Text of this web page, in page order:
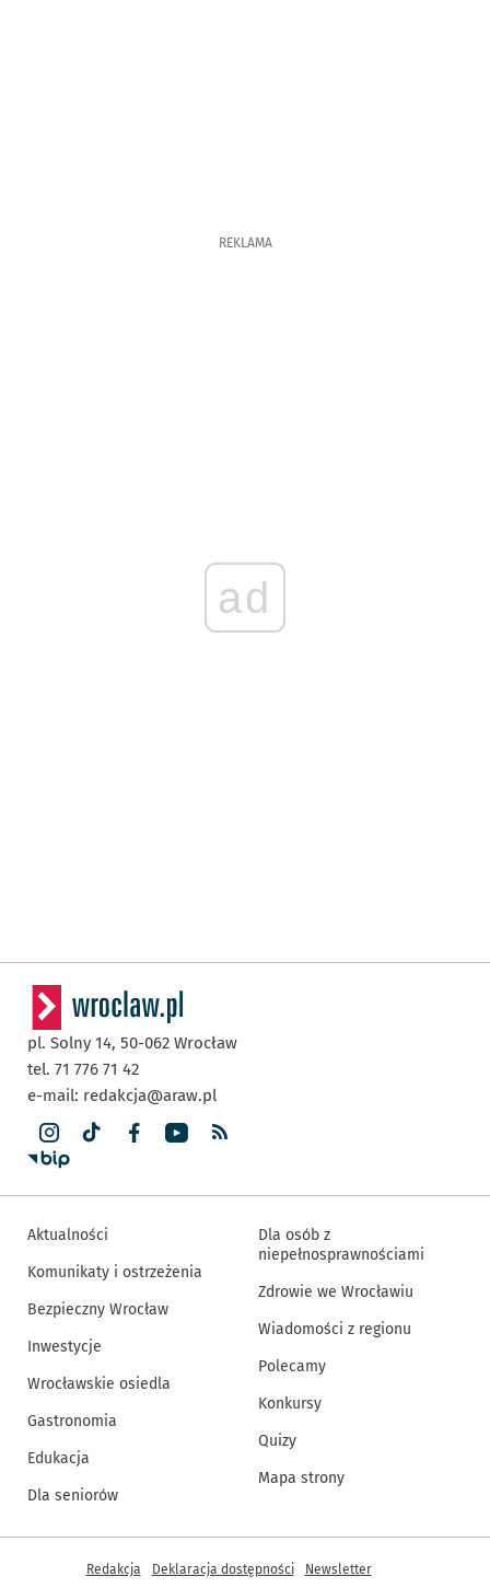
REKLAMA
ad
pl. Solny 14, 50-062 Wrocław
tel. 71 776 71 42
e-mail: redakcja@araw.pl
Aktualności
Komunikaty i ostrzeżenia
Bezpieczny Wrocław
Inwestycje
Wrocławskie osiedla
Gastronomia
Edukacja
Dla seniorów
Dla osób z
niepełnosprawnościami
Zdrowie we Wrocławiu
Wiadomości z regionu
Polecamy
Konkursy
Quizy
Mapa strony
Inne informacje
Redakcja Deklaracja dostępności Newsletter